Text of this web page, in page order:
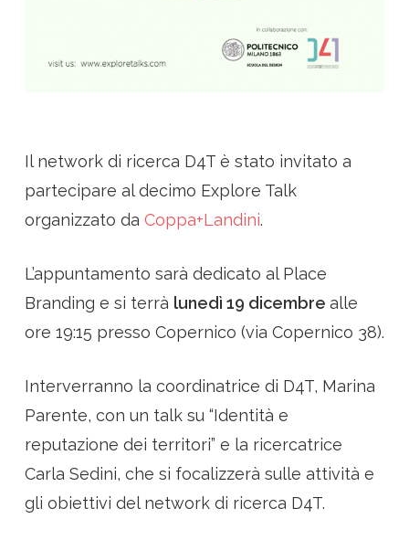
Il network di ricerca D4T è stato invitato a
partecipare al decimo Explore Talk
organizzato da Coppa+Landini.
L’appuntamento sarà dedicato al Place
Branding e si terrà lunedì 19 dicembre alle
ore 19:15 presso Copernico (via Copernico 38).
Interverranno la coordinatrice di D4T, Marina
Parente, con un talk su “Identità e
reputazione dei territori” e la ricercatrice
Carla Sedini, che si focalizzerà sulle attività e
gli obiettivi del network di ricerca D4T.